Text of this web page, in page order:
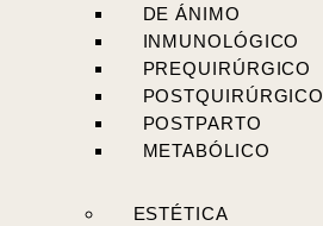
DE ÁNIMO
INMUNOLÓGICO
PREQUIRÚRGICO
POSTQUIRÚRGICO
POSTPARTO
METABÓLICO
ESTÉTICA